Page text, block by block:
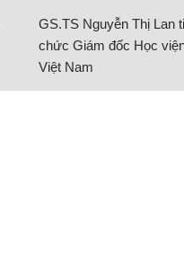
GS.TS Nguyễn Thị Lan
chức Giám đốc Học
Việt Nam